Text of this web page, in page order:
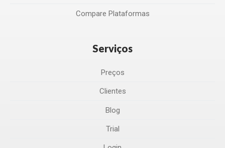
Compare Plataformas
Serviços
Preços
Clientes
Blog
Trial